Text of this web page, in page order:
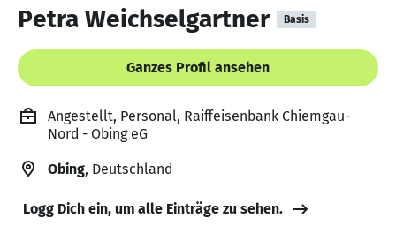
Petra Weichselgartner Basis
Ganzes Profil ansehen
Angestellt, Personal, Raiffeisenbank Chiemgau-
Nord - Obing eG
Obing, Deutschland
Logg Dich ein, um alle Einträge zu sehen.